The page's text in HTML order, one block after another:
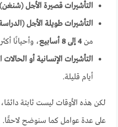
التأشيرات قصيرة الأجل (شنغن)
التأشيرات طويلة الأجل
من4 إلى 8 أسابيع
، وأحيانًا
التأشيرات الإنسانية أو الحالات
أيام قليلة.
لكن هذه الأوقات ليست ثابتة
على عدة عوامل كما سنوضح لاحقًا.